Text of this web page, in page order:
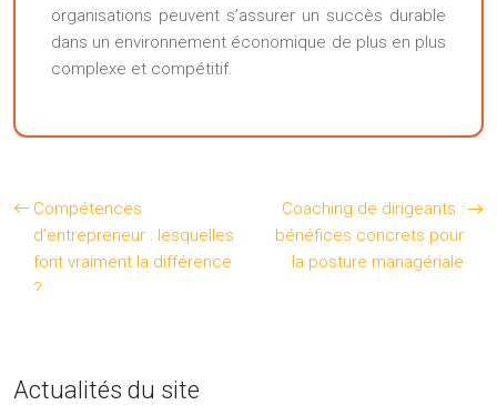
organisations peuvent s’assurer un succès durable
dans un environnement économique de plus en plus
complexe et compétitif.
Compétences
d’entrepreneur : lesquelles
font vraiment la différence
?
Coaching de dirigeants :
bénéfices concrets pour
la posture managériale
Actualités du site